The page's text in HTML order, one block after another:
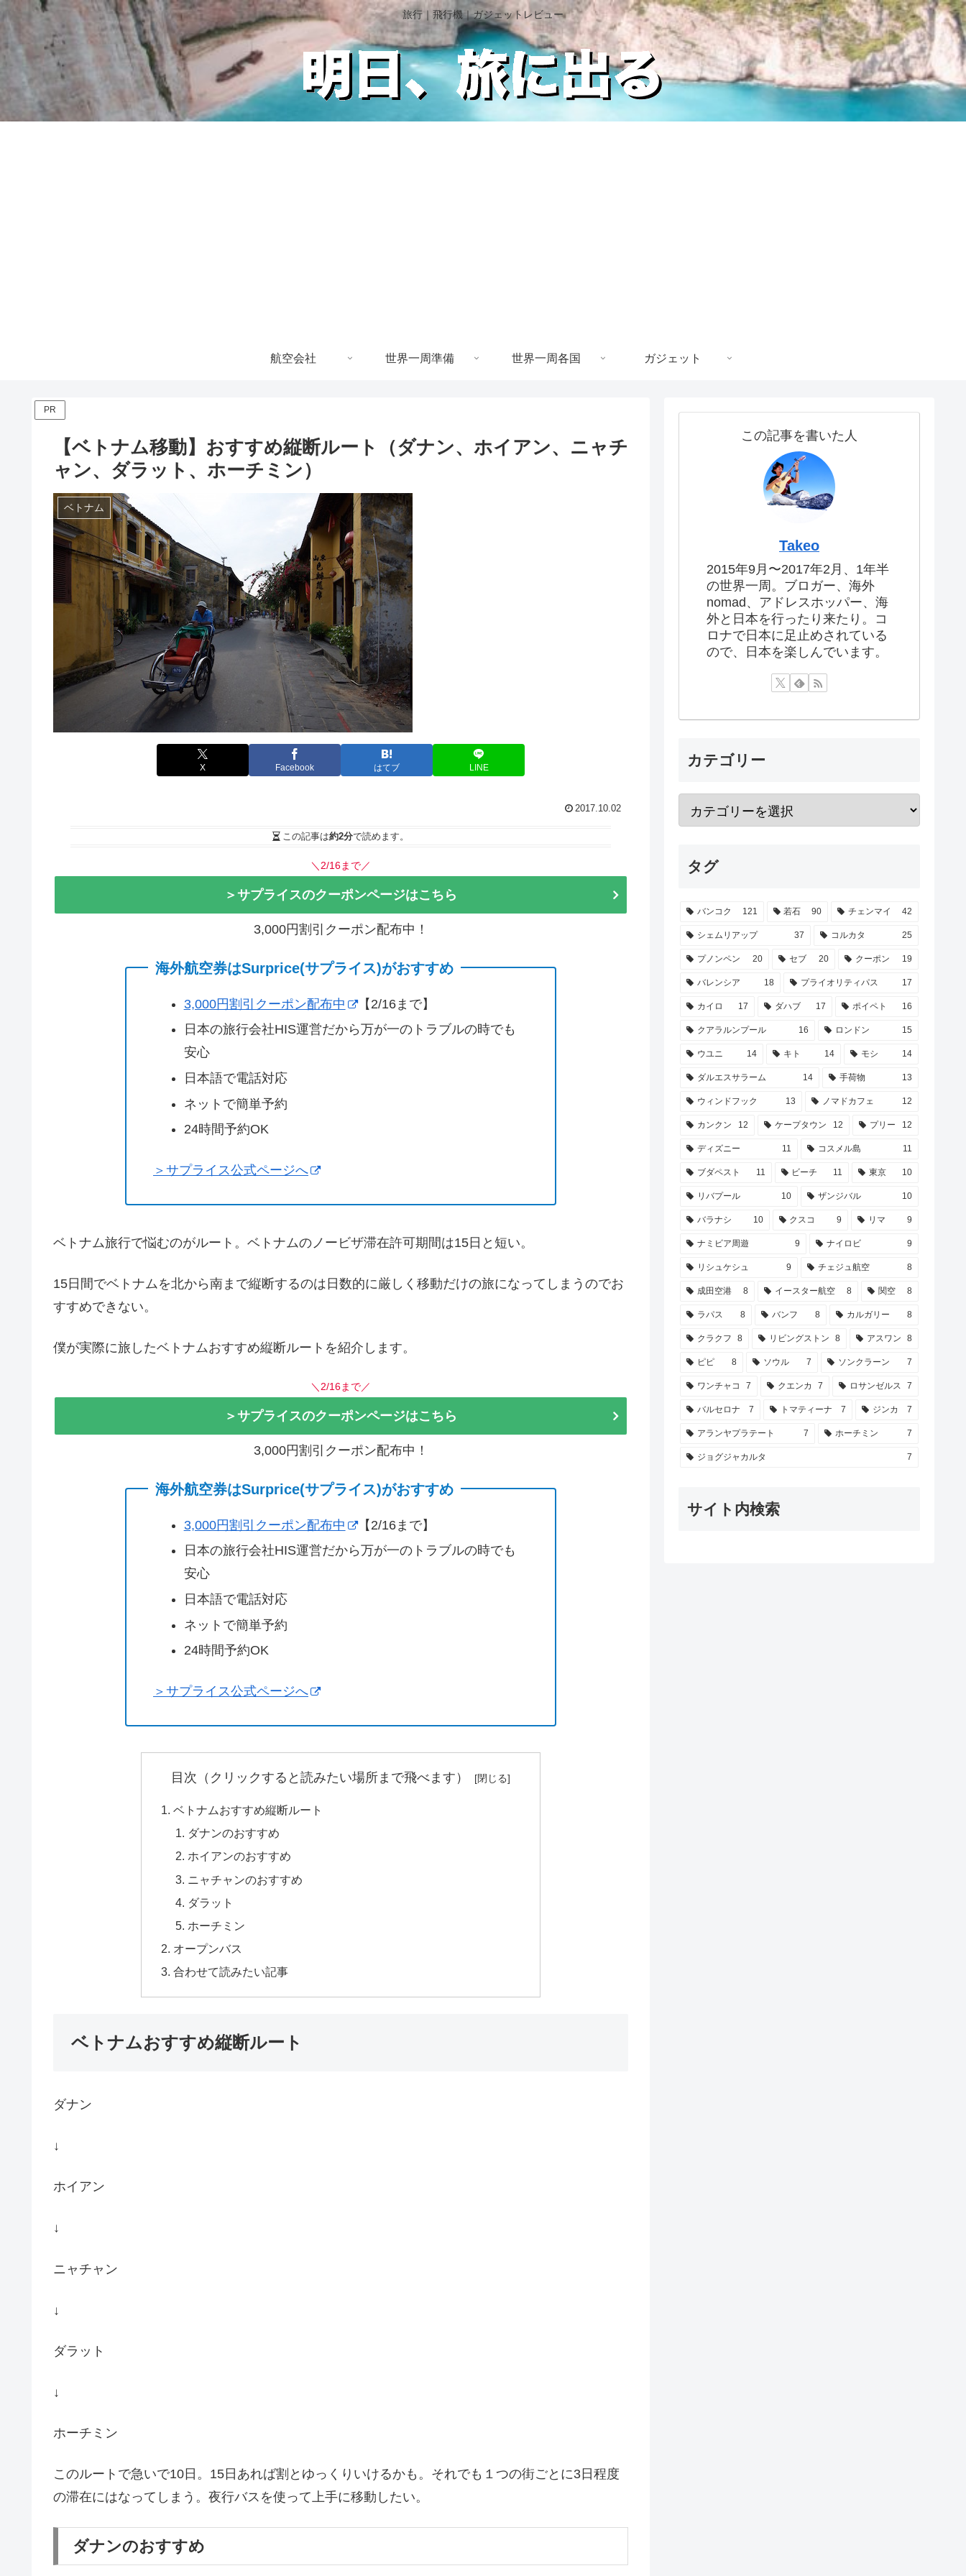
旅行｜飛行機｜ガジェットレビュー
航空会社 世界一周準備 世界一周各国 ガジェット
PR
【ベトナム移動】おすすめ縦断ルート（ダナン、ホイアン、ニャチ
ャン、ダラット、ホーチミン）
ベトナム
X Facebook はてブ LINE
2017.10.02
この記事は約2分で読めます。
＼2/16まで／
＞サプライスのクーポンページはこちら
3,000円割引クーポン配布中！
海外航空券はSurprice(サプライス)がおすすめ
3,000円割引クーポン配布中
【2/16まで】
日本の旅行会社HIS運営だから万が一のトラブルの時でも
安心
日本語で電話対応
ネットで簡単予約
24時間予約OK
＞サプライス公式ページへ
ベトナム旅行で悩むのがルート。ベトナムのノービザ滞在許可期間は15日と短い。
15日間でベトナムを北から南まで縦断するのは日数的に厳しく移動だけの旅になってしまうのでお
すすめできない。
僕が実際に旅したベトナムおすすめ縦断ルートを紹介します。
＼2/16まで／
＞サプライスのクーポンページはこちら
3,000円割引クーポン配布中！
海外航空券はSurprice(サプライス)がおすすめ
3,000円割引クーポン配布中
【2/16まで】
日本の旅行会社HIS運営だから万が一のトラブルの時でも
安心
日本語で電話対応
ネットで簡単予約
24時間予約OK
＞サプライス公式ページへ
目次（クリックすると読みたい場所まで飛べます）
ベトナムおすすめ縦断ルート
ダナンのおすすめ
ホイアンのおすすめ
ニャチャンのおすすめ
ダラット
ホーチミン
オープンバス
合わせて読みたい記事
ベトナムおすすめ縦断ルート
ダナン
↓
ホイアン
↓
ニャチャン
↓
ダラット
↓
ホーチミン
このルートで急いで10日。15日あれば割とゆっくりいけるかも。それでも１つの街ごとに3日程度
の滞在にはなってしまう。夜行バスを使って上手に移動したい。
ダナンのおすすめ
この記事を書いた人
Takeo
2015年9月〜2017年2月、1年半
の世界一周。ブロガー、海外
nomad、アドレスホッパー、海
外と日本を行ったり来たり。コ
ロナで日本に足止めされている
ので、日本を楽しんでいます。
カテゴリー
タグ
バンコク 121 若石 90 チェンマイ 42
シェムリアップ 37 コルカタ 25
プノンペン 20 セブ 20 クーポン 19
バレンシア 18 プライオリティパス 17
カイロ 17 ダハブ 17 ポイペト 16
クアラルンプール 16 ロンドン 15
ウユニ 14 キト 14 モシ 14
ダルエスサラーム 14 手荷物 13
ウィンドフック 13 ノマドカフェ 12
カンクン 12 ケープタウン 12 プリー 12
ディズニー 11 コスメル島 11
ブダペスト 11 ビーチ 11 東京 10
リバプール 10 ザンジバル 10
バラナシ 10 クスコ 9 リマ 9
ナミビア周遊 9 ナイロビ 9
リシュケシュ 9 チェジュ航空 8
成田空港 8 イースター航空 8 関空 8
ラパス 8 バンフ 8 カルガリー 8
クラクフ 8 リビングストン 8 アスワン 8
ピピ 8 ソウル 7 ソンクラーン 7
ワンチャコ 7 クエンカ 7 ロサンゼルス 7
バルセロナ 7 トマティーナ 7 ジンカ 7
アランヤプラテート 7 ホーチミン 7
ジョグジャカルタ 7
サイト内検索